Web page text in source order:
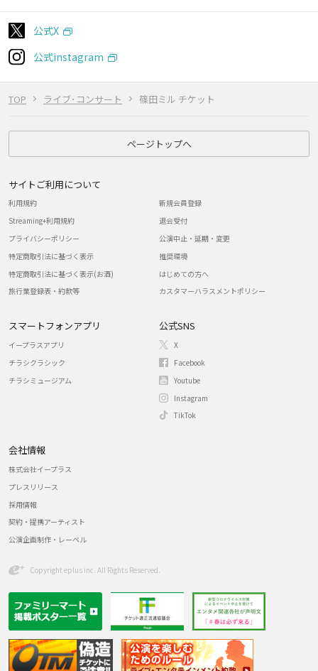
TOP ライブ･コンサート 篠田ミル チケット
公式X
公式instagram
ページトップへ
サイトご利用について
利用規約
Streaming+利用規約
プライバシーポリシー
特定商取引法に基づく表示
特定商取引法に基づく表示(お酒)
旅行業登録表・約款等
新規会員登録
退会受付
公演中止・延期・変更
推奨環境
はじめての方へ
カスタマーハラスメントポリシー
スマートフォンアプリ
イープラスアプリ
チラシクラシック
チラシミュージアム
公式SNS
X
Facebook
Youtube
Instagram
TikTok
会社情報
株式会社イープラス
プレスリリース
採用情報
契約・提携アーティスト
公演企画制作・レーベル
Copyright eplus inc. All Rights Reserved.